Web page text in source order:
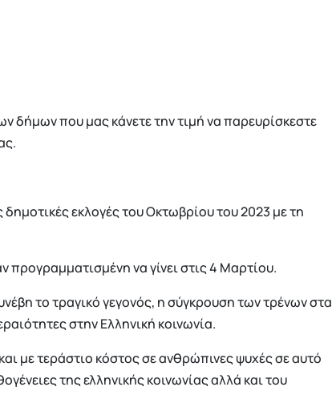
δήμων που μας κάνετε την τιμή να παρευρίσκεστε
εκλογές του Οκτωβρίου του 2023 με τη
να γίνει στις 4 Μαρτίου.
το τραγικό γεγονός, η σύγκρουση των τρένων στα
στην Ελληνική κοινωνία.
με τεράστιο κόστος σε ανθρώπινες ψυχές σε αυτό
της ελληνικής κοινωνίας αλλά και του